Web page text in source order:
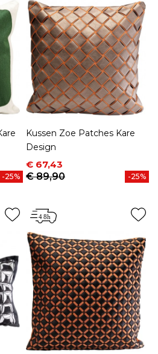
-25%
Kussen Zoe Patches Kare
Design
Prijs
€ 67,43
Normale prijs
€ 89,90
-25%